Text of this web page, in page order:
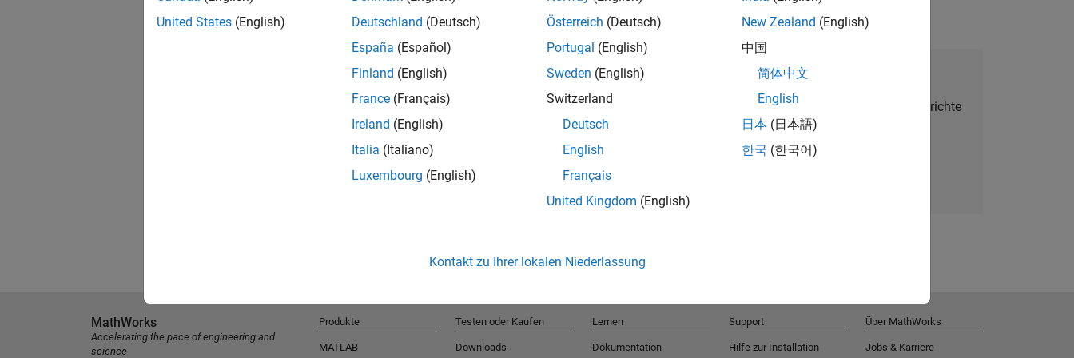
Talent Network beitreten
Erhalten Sie personalisierte Stellenangebote, Berichte
und Unternehmensneuigkeiten.
United States (English)
Deutschland (Deutsch)
España (Español)
Finland (English)
France (Français)
Ireland (English)
Italia (Italiano)
Luxembourg (English)
Österreich (Deutsch)
Portugal (English)
Sweden (English)
Switzerland
Deutsch
English
Français
United Kingdom (English)
New Zealand (English)
中国
简体中文
English
日本 (日本語)
한국 (한국어)
Kontakt zu Ihrer lokalen Niederlassung
MathWorks
Accelerating the pace of engineering and
science
Produkte
MATLAB
Testen oder Kaufen
Downloads
Lernen
Dokumentation
Support
Hilfe zur Installation
Über MathWorks
Jobs & Karriere